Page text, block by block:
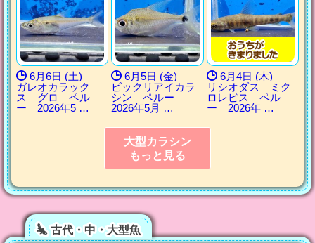
6月6日 (土)
ガレオカラック
ス グロ ペル
ー 2026年5 …
6月5日 (金)
ビックリアイカラ
シン ペルー
2026年5月 …
6月4日 (木)
リシオダス ミク
ロレピス ペル
ー 2026年 …
大型カラシン
もっと見る
古代・中・大型魚